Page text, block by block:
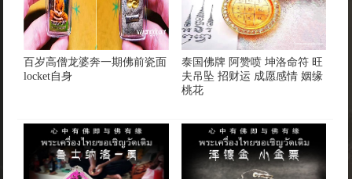
百岁高僧龙婆奔一期佛前瓷面
locket自身
泰国佛牌 阿赞喷 坤洛命符 旺
夫吊坠 招财运 成愿感情 姻缘
桃花